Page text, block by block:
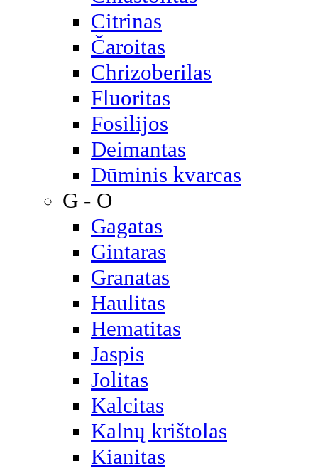
Citrinas
Čaroitas
Chrizoberilas
Fluoritas
Fosilijos
Deimantas
Dūminis kvarcas
G - O
Gagatas
Gintaras
Granatas
Haulitas
Hematitas
Jaspis
Jolitas
Kalcitas
Kalnų krištolas
Kianitas